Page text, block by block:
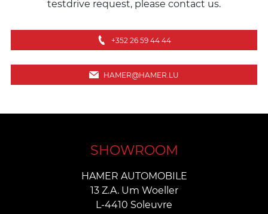
testdrive request, please contact us.
+352 26 59 44 44
HAMER@HAMER.LU
SHOWROOM
HAMER AUTOMOBILE
13 Z.A. Um Woeller
L-4410 Soleuvre